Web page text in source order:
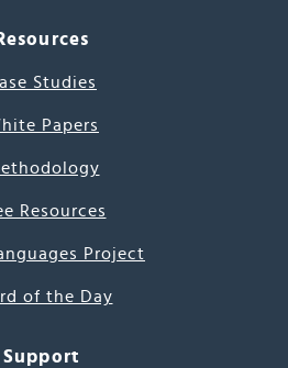
Studies
Papers
Resources
Project
of the Day
Support